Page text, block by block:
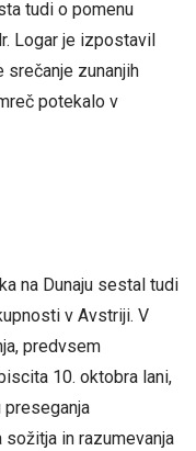
tudi o pomenu
Logar je izpostavil
srečanje zunanjih
potekalo v
na Dunaju sestal tudi
v Avstriji. V
predvsem
10. oktobra lani,
preseganja
in razumevanja